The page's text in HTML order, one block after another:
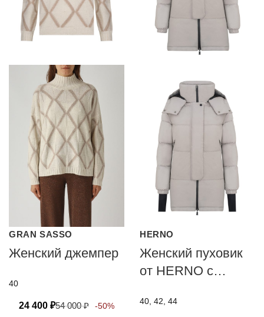
GRAN SASSO
Женский джемпер
40
24 400 ₽54 000₽ -50%
HERNO
Женский пуховик
от HERNO с
METEO
40, 42, 44